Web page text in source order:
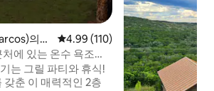
의
평점 4.99점(5점 만점), 후기 110
4.99 (110)
에 있는 온수 욕조가
는 그릴 파티와 휴식!
춘 이 매력적인 2층